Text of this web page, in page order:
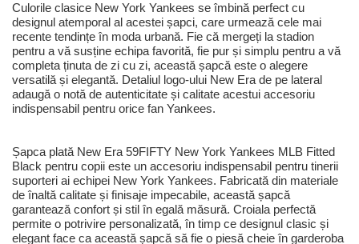
Culorile clasice New York Yankees se îmbină perfect cu
designul atemporal al acestei șapci, care urmează cele mai
recente tendințe în moda urbană. Fie că mergeți la stadion
pentru a vă susține echipa favorită, fie pur și simplu pentru a vă
completa ținuta de zi cu zi, această șapcă este o alegere
versatilă și elegantă. Detaliul logo-ului New Era de pe lateral
adaugă o notă de autenticitate și calitate acestui accesoriu
indispensabil pentru orice fan Yankees.
Șapca plată New Era 59FIFTY New York Yankees MLB Fitted
Black pentru copii este un accesoriu indispensabil pentru tinerii
suporteri ai echipei New York Yankees. Fabricată din materiale
de înaltă calitate și finisaje impecabile, această șapcă
garantează confort și stil în egală măsură. Croiala perfectă
permite o potrivire personalizată, în timp ce designul clasic și
elegant face ca această șapcă să fie o piesă cheie în garderoba